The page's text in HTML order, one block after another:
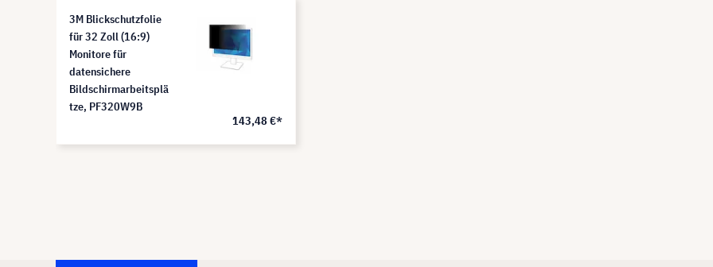
3M Blickschutzfolie
für 32 Zoll (16:9)
Monitore für
datensichere
Bildschirmarbeitsplä
tze, PF320W9B
143,48 €*